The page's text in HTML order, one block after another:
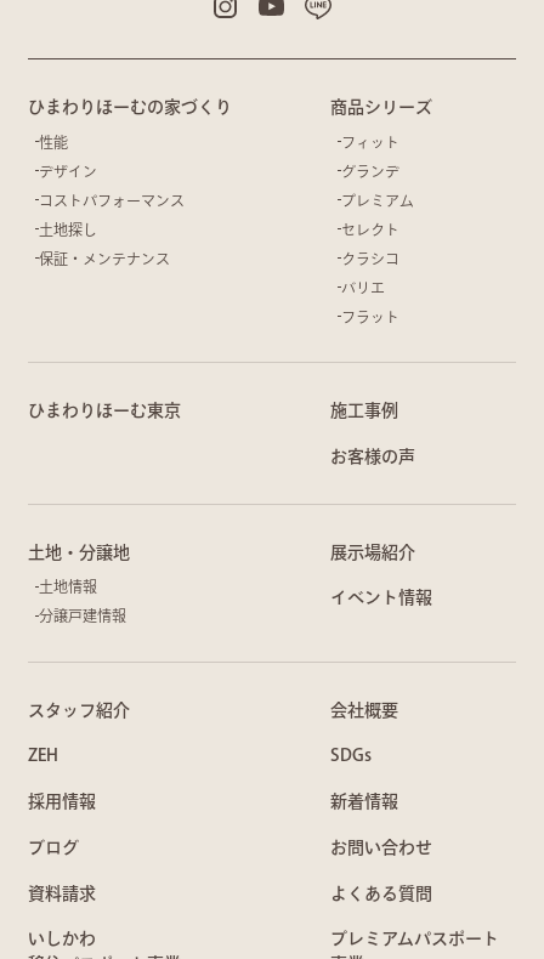
ひまわりほーむの家づくり
性能
デザイン
コストパフォーマンス
土地探し
保証・メンテナンス
商品シリーズ
フィット
グランデ
プレミアム
セレクト
クラシコ
バリエ
フラット
ひまわりほーむ東京 施工事例
お客様の声
土地・分譲地
土地情報
分譲戸建情報
展示場紹介
イベント情報
スタッフ紹介 会社概要
ZEH SDGs
採用情報 新着情報
ブログ お問い合わせ
資料請求 よくある質問
いしかわ
プレミアムパスポート